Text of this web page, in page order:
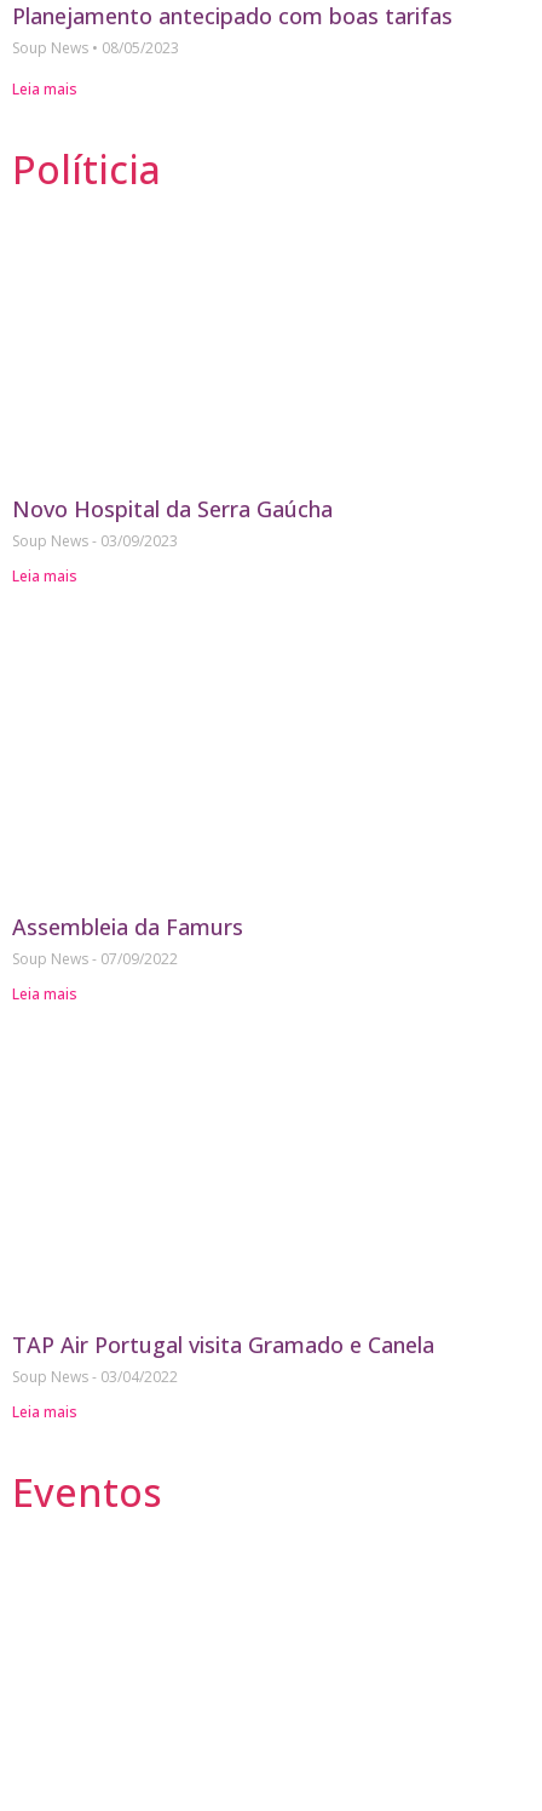
Planejamento antecipado com boas tarifas
Soup News
08/05/2023
Leia mais
Políticia
Novo Hospital da Serra Gaúcha
Soup News
03/09/2023
Leia mais
Assembleia da Famurs
Soup News
07/09/2022
Leia mais
TAP Air Portugal visita Gramado e Canela
Soup News
03/04/2022
Leia mais
Eventos